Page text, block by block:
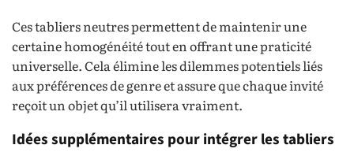
Ces tabliers neutres permettent de maintenir une
certaine homogénéité tout en offrant une praticité
universelle. Cela élimine les dilemmes potentiels liés
aux préférences de genre et assure que chaque invité
reçoit un objet qu’il utilisera vraiment.
Idées supplémentaires pour intégrer les tabliers